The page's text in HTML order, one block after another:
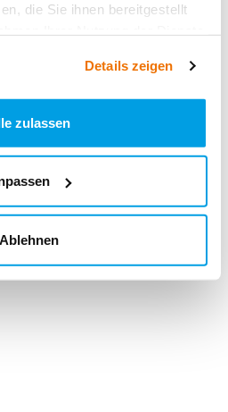
die Sie ihnen bereitgestellt
Details zeigen
zulassen
Ablehnen